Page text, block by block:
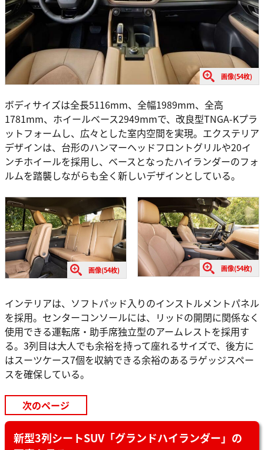
画像(54枚)
ボディサイズは全長5116mm、全幅1989mm、全高
1781mm、ホイールベース2949mmで、改良型TNGA-Kプラ
ットフォームし、広々とした室内空間を実現。エクステリア
デザインは、台形のハンマーヘッドフロントグリルや20イ
ンチホイールを採用し、ベースとなったハイランダーのフォ
ルムを踏襲しながらも全く新しいデザインとしている。
画像(54枚) 画像(54枚)
インテリアは、ソフトパッド入りのインストルメントパネル
を採用。センターコンソールには、リッドの開閉に関係なく
使用できる運転席・助手席独立型のアームレストを採用す
る。3列目は大人でも余裕を持って座れるサイズで、後方に
はスーツケース7個を収納できる余裕のあるラゲッジスペー
スを確保している。
次のページ
新型3列シートSUV「グランドハイランダー」の